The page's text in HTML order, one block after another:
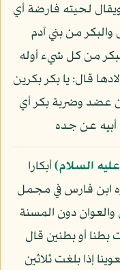
لحيته فارضة أي
من بني آدم
من كل شيء أوله
قال: يا بكر بكرين
عضد وضربة بكر أي
عن جده
السلام)أبكارا
ابن فارس في مجمل
والعوان دون المسنة
أو بطنين قال
إذا بلغت ثلاثين